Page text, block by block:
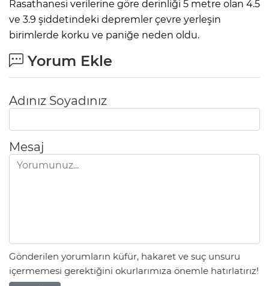
Rasathanesi verilerine göre derinliği 5 metre olan 4.5
ve 3.9 şiddetindeki depremler çevre yerleşin
birimlerde korku ve paniğe neden oldu.
Yorum Ekle
Adınız Soyadınız
Mesaj
Gönderilen yorumların küfür, hakaret ve suç unsuru
içermemesi gerektiğini okurlarımıza önemle hatırlatırız!